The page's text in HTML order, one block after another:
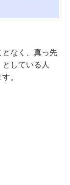
となく、真っ先
している人
。